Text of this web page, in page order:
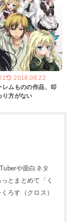
2018.08.22
レムものの作品、叩
り方がない
や面白ネタ
とまとめて「く
ろす（クロス）